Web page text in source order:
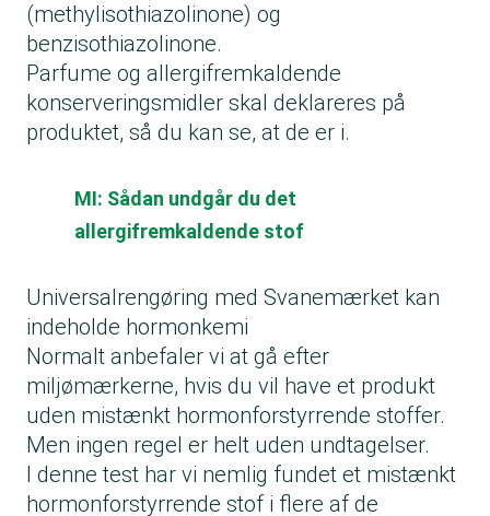
(methylisothiazolinone) og
benzisothiazolinone.
Parfume og allergifremkaldende
konserveringsmidler skal deklareres på
produktet, så du kan se, at de er i.
MI: Sådan undgår du det
allergifremkaldende stof
Universalrengøring med Svanemærket kan
indeholde hormonkemi
Normalt anbefaler vi at gå efter
miljømærkerne, hvis du vil have et produkt
uden mistænkt hormonforstyrrende stoffer.
Men ingen regel er helt uden undtagelser.
I denne test har vi nemlig fundet et mistænkt
hormonforstyrrende stof i flere af de